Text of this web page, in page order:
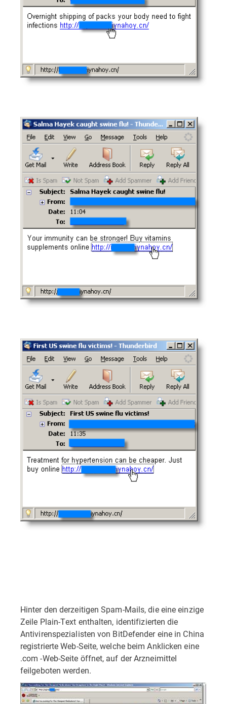
Hinter den derzeitigen Spam-Mails, die eine einzige
Zeile Plain-Text enthalten, identifizierten die
Antivirenspezialisten von BitDefender eine in China
registrierte Web-Seite, welche beim Anklicken eine
.com -Web-Seite öffnet, auf der Arzneimittel
feilgeboten werden.